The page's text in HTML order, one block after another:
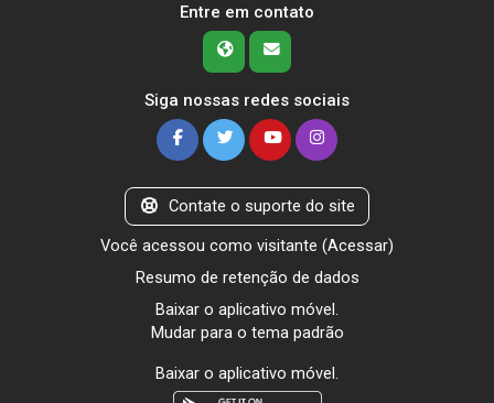
Entre em contato
Siga nossas redes sociais
Contate o suporte do site
Você acessou como visitante (Acessar)
Resumo de retenção de dados
Baixar o aplicativo móvel.
Mudar para o tema padrão
Baixar o aplicativo móvel.